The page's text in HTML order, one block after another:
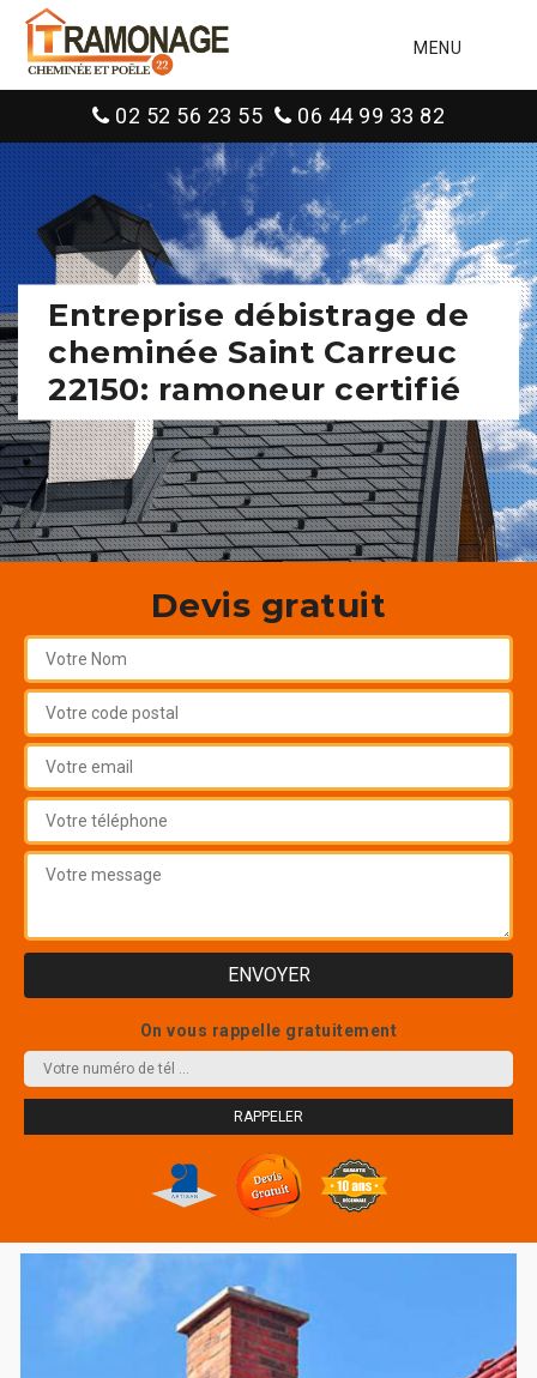
MENU
02 52 56 23 55 06 44 99 33 82
Entreprise débistrage de
cheminée Saint Carreuc
22150: ramoneur certifié
Devis gratuit
On vous rappelle gratuitement